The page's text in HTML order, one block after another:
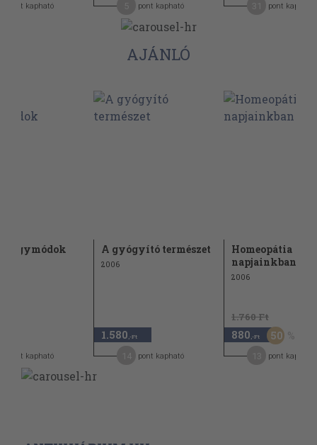
pont kapható pont kapható pont kapható
AJÁNLÓ
pont kapható
A gyógyító természet
2006
1.580 ,-Ft
pont kapható
Homeopátia
napjainkban
2006
1.760 Ft
880 ,-Ft 50
pont kapható